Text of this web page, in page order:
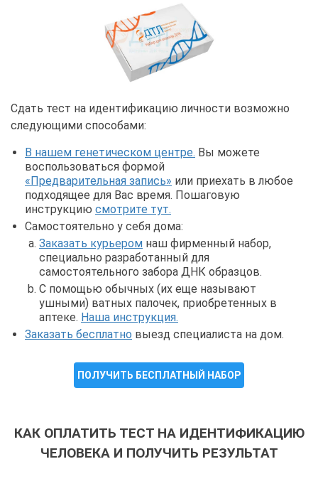
Сдать тест на идентификацию личности возможно
следующими способами:
В нашем генетическом центре. Вы можете
воспользоваться формой
«Предварительная запись» или приехать в любое
подходящее для Вас время. Пошаговую
инструкцию смотрите тут.
Самостоятельно у себя дома:
Заказать курьером наш фирменный набор,
специально разработанный для
самостоятельного забора ДНК образцов.
С помощью обычных (их еще называют
ушными) ватных палочек, приобретенных в
аптеке. Наша инструкция.
Заказать бесплатно выезд специалиста на дом.
ПОЛУЧИТЬ БЕСПЛАТНЫЙ НАБОР
КАК ОПЛАТИТЬ ТЕСТ НА ИДЕНТИФИКАЦИЮ
ЧЕЛОВЕКА И ПОЛУЧИТЬ РЕЗУЛЬТАТ